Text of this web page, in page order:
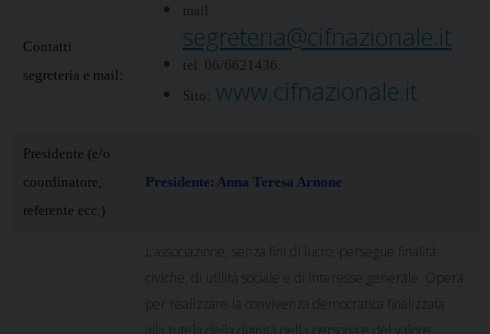
Contatti
segreteria e mail:
mail
segreteria@cifnazionale.it
tel. 06/6621436.
Sito:
www.cifnazionale.it
Presidente (e/o
coordinatore,
referente ecc.)
Presidente: Anna Teresa Arnone
per realizzare la convivenza democratica finalizzata